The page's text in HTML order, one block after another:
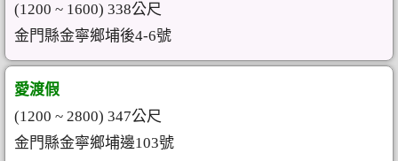
(1200 ~ 1600) 338公尺
金門縣金寧鄉埔後4-6號
愛渡假
(1200 ~ 2800) 347公尺
金門縣金寧鄉埔邊103號